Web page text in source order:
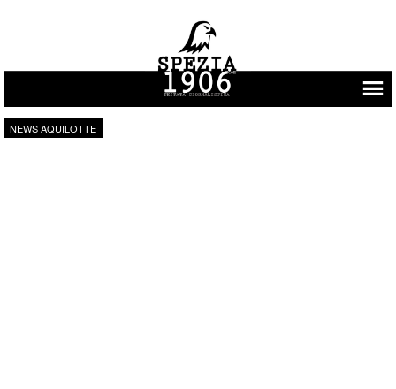
Vai al contenuto
NEWS AQUILOTTE